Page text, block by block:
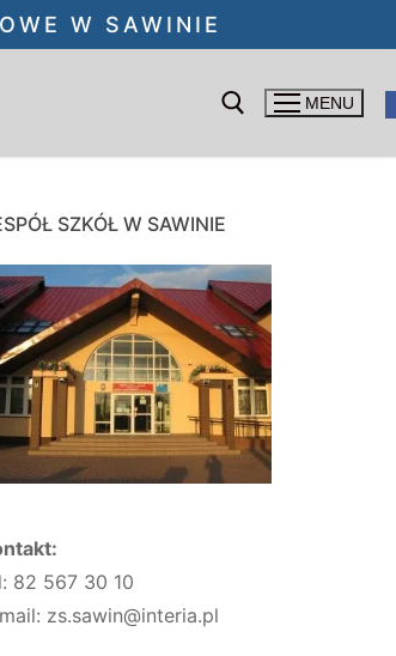
W SAWINIE
MENU
SZKÓŁ W SAWINIE
82 567 30 10
zs.sawin@interia.pl